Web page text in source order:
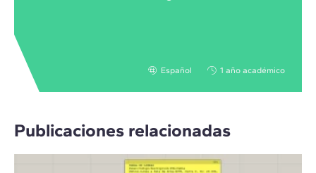
Español 1 año académico
Publicaciones relacionadas